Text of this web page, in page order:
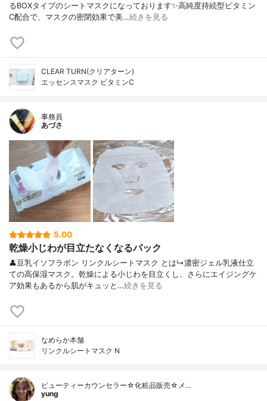
るBOXタイプのシートマスクになっております✨高純度持続型ビタミン
C配合で、マスクの密閉効果で美…続きを見る
CLEAR TURN(クリアターン)
エッセンスマスク ビタミンC
事務員
あづさ
5.00
乾燥小じわが目立たなくなるパック
👤豆乳イソフラボン リンクルシートマスク とは↳濃密ジェル乳液仕立
ての高保湿マスク。乾燥による小じわを目立くし、さらにエイジングケ
ア効果もあるから肌がキュッと…続きを見る
なめらか本舗
リンクルシートマスク N
ビューティーカウンセラー☆化粧品販売☆メ…
yung